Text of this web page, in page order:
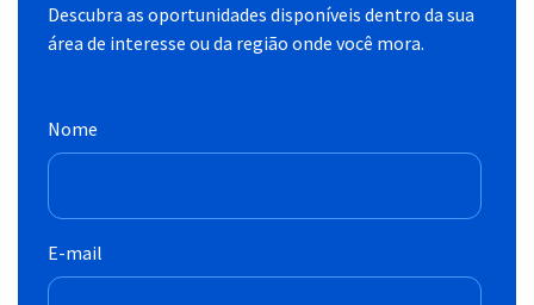
Descubra as oportunidades disponíveis dentro da sua
área de interesse ou da região onde você mora.
Nome
E-mail